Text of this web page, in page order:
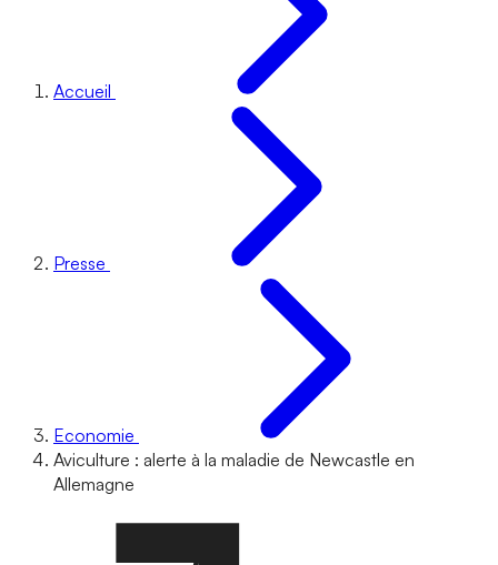
Accueil
Presse
Economie
Aviculture : alerte à la maladie de Newcastle en
Allemagne